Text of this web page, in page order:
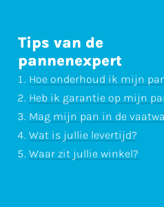
Tips van de
pannenexpert
Hoe onderhoud ik mijn
Heb ik garantie op mijn
Mag mijn pan in de
Wat is jullie levertijd?
Waar zit jullie winkel?